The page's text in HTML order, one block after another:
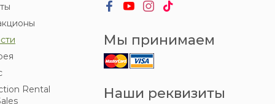
Rental
Мы принимаем
Наши реквизиты